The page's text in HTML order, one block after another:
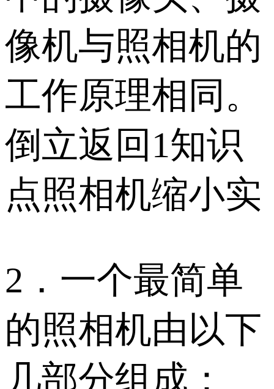
像机与照相机的
工作原理相同。
倒立返回1知识
点照相机缩小实
2．一个最简单
的照相机由以下
几部分组成：